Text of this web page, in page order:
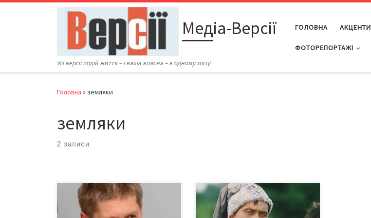
Перейти до вмісту
Медіа-Версії
Усі версії подій життя – і ваша власна – в одному місці
ГОЛОВНА АКЦЕНТИ
ФОТОРЕПОРТАЖІ
Головна » земляки
земляки
2 записи
Державний комітет телебачення і
радіомовлення України
оприлюднив «Список творів, що
До дня народження знаного на
увесь світ земляка. ІІ частина
розповіді Олександра Рудяченка у